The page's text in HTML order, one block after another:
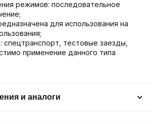
режимов: последовательное
для использования на
спецтранспорт, тестовые заезды,
применение данного типа
и аналоги